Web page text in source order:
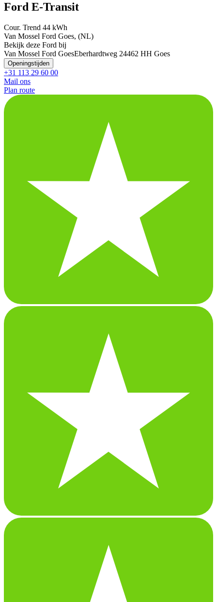
Ford E-Transit
Cour. Trend 44 kWh
Van Mossel Ford Goes, (NL)
Bekijk deze Ford bij
Van Mossel Ford GoesEberhardtweg 24462 HH Goes
Openingstijden
+31 113 29 60 00
Mail ons
Plan route